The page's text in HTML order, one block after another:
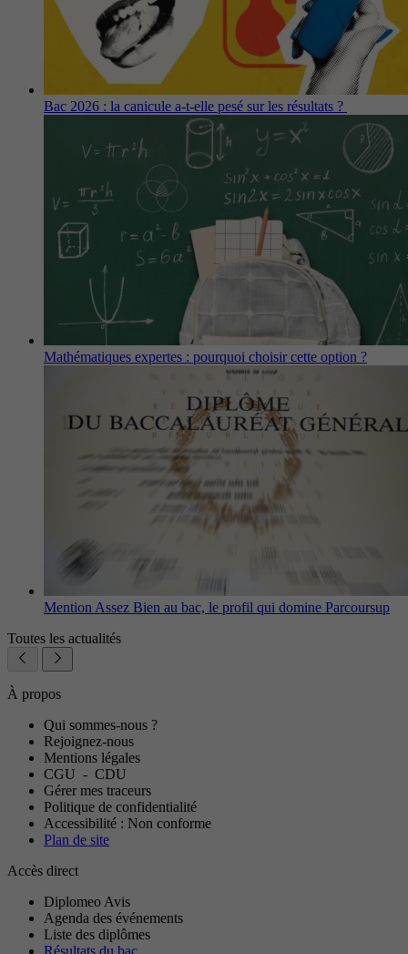
Bac 2026 : la canicule a-t-elle pesé sur les résultats ?
Mathématiques expertes : pourquoi choisir cette option ?
Mention Assez Bien au bac, le profil qui domine Parcoursup
Toutes les actualités
À propos
Qui sommes-nous ?
Rejoignez-nous
Mentions légales
CGU - CDU
Gérer mes traceurs
Politique de confidentialité
Accessibilité : Non conforme
Plan de site
Accès direct
Diplomeo Avis
Agenda des événements
Liste des diplômes
Résultats du bac